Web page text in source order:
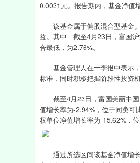
0.0031元。报告期内，基金净值
该基金属于偏股混合型基金。
益。其中，截至4月23日，富国
合最低，为2.76%。
基金管理人在一季报中表示，
标准，同时积极把握阶段性投资
截至4月23日，富国美丽中国
值增长率为-2.94%，位于同类可
权单位净值增长率为-15.62%，
通过所选区间该基金净值增长